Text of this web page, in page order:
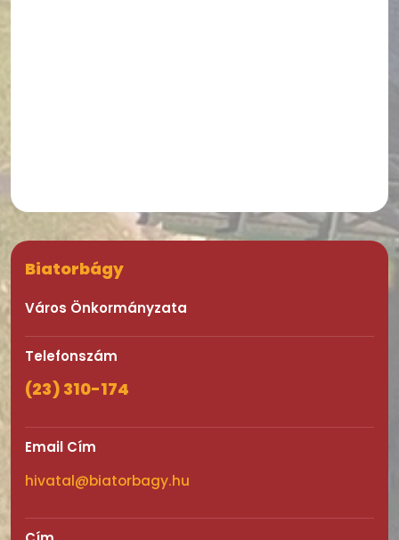
Biatorbágy
Város Önkormányzata
Telefonszám
(23) 310-174
Email Cím
hivatal@biatorbagy.hu